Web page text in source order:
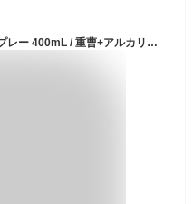
レック 【 激落ちくん 】 重曹 液体 スプレー 400mL / 重曹+アルカリ電解水配合/アルカリの力で皮脂汚れを落とす